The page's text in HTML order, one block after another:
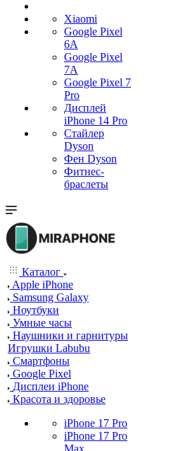
Xiaomi
Google Pixel
6A
Google Pixel
7А
Google Pixel 7
Pro
Дисплей
iPhone 14 Pro
Стайлер
Dyson
Фен Dyson
Фитнес-
браслеты
Каталог
Apple iPhone
Samsung Galaxy
Ноутбуки
Умные часы
Наушники и гарнитуры
Игрушки Labubu
Смартфоны
Google Pixel
Дисплеи iPhone
Красота и здоровье
iPhone 17 Pro
iPhone 17 Pro
Max